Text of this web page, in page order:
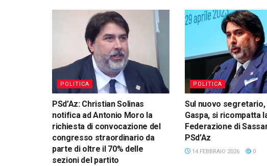
POLITICA
PSd’Az: Christian Solinas
notifica ad Antonio Moro la
richiesta di convocazione del
congresso straordinario da
parte di oltre il 70% delle
sezioni del partito
POLITICA
Sul nuovo segretario,
Gaspa, si ricompatta
Federazione di
PSd’Az
14 FEBBRAIO 2026 0